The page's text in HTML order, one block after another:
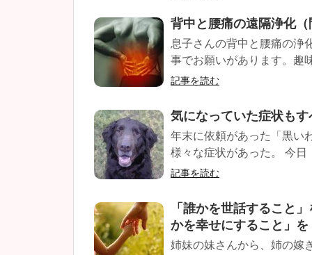
背中と腰痛の遠隔浄化
息子さんの背中と腰痛の浄
事でお願いがあります。趣
記事を読む
気になっていた症状も
年末に依頼があった「黒い
様々な症状があった。 今
記事を読む
「誰かを世話すること
かを幸せにすること」
姉妹の妹さんから、姉の嫁